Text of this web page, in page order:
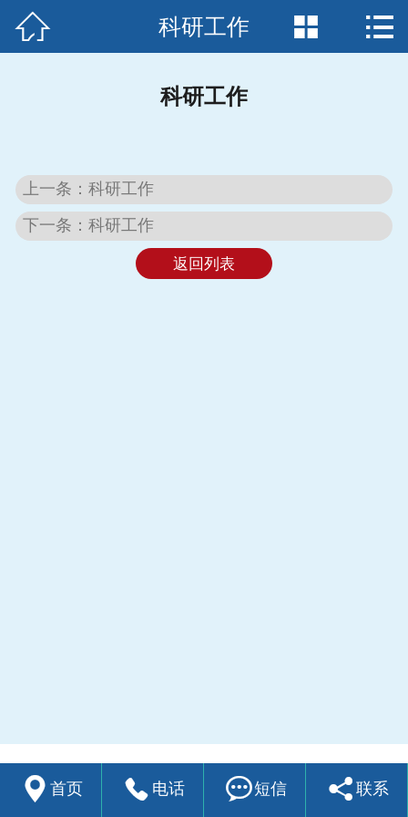
首页
行业应用
厂容厂貌
 科研工作  
科研工作
上一条：科研工作
下一条：科研工作
返回列表
 首页  电话 短信  联系